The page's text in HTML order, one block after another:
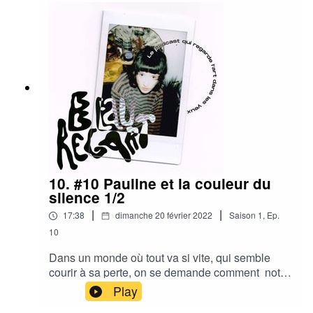
v=dUmu_jhEppw Retrouvez Pauline Herlent sur
instagram :@pauline_hrltRetrouvez Beauregart
sur instagram :@beau.regartContact
:contact.beauregart@gmail.com© Jingle :
@jayma_music© Direction artistique :
@supercall_branding
10. #10 Pauline et la couleur du
silence 1/2
17:38 | dimanche 20 février 2022 | Saison 1, Ep.
10
Dans un monde où tout va si vite, qui semble
courir à sa perte, on se demande comment notre
humanité s’est retrouvée complètement décalée
de la réalité. Mais de quelle manière le raconter
Play